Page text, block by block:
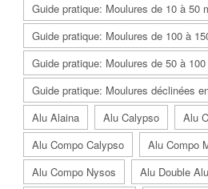
Guide pratique: Moulures de 10 à 50
Guide pratique: Moulures de 100 à
Guide pratique: Moulures de 50 à
Guide pratique: Moulures déclinées
Alu Alaina
Alu Calypso
Alu
Alu Compo Calypso
Alu Compo
Alu Compo Nysos
Alu Double